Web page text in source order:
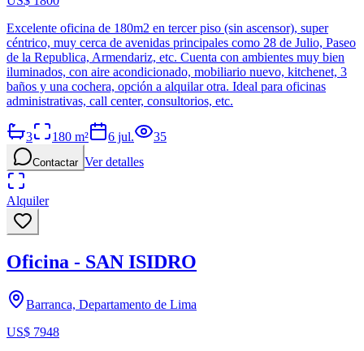
Excelente oficina de 180m2 en tercer piso (sin ascensor), super
céntrico, muy cerca de avenidas principales como 28 de Julio, Paseo
de la Republica, Armendariz, etc. Cuenta con ambientes muy bien
iluminados, con aire acondicionado, mobiliario nuevo, kitchenet, 3
baños y una cochera, opción a alquilar otra. Ideal para oficinas
administrativas, call center, consultorios, etc.
3 180 m² 6 jul. 35
Contactar Ver detalles
Alquiler
Oficina - SAN ISIDRO
Barranca, Departamento de Lima
US$ 7948